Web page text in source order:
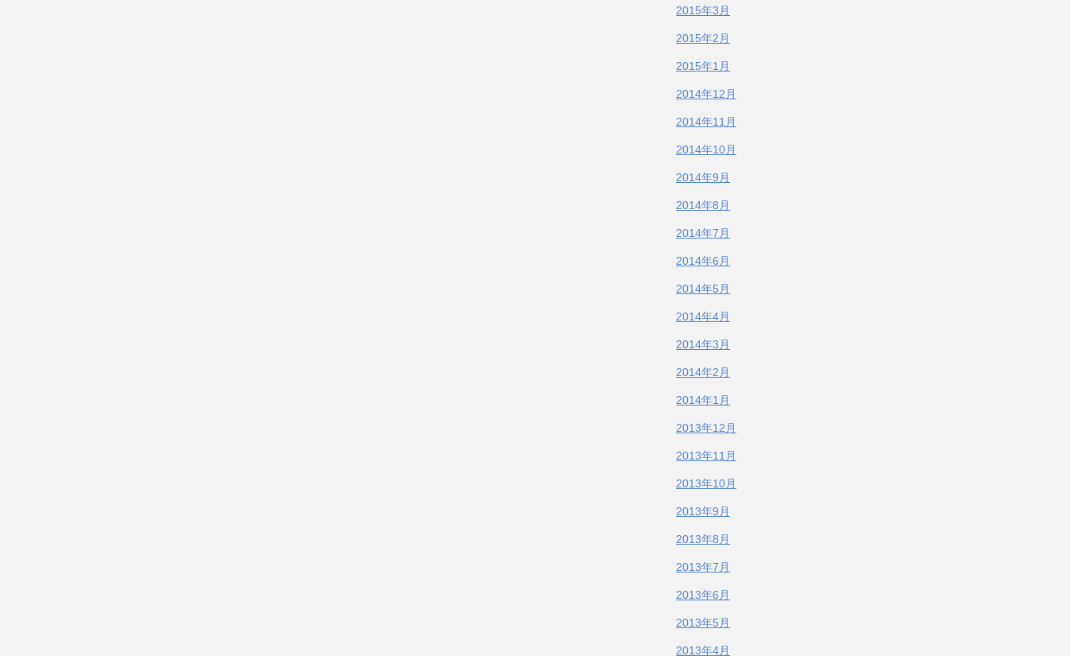
2015年3月
2015年2月
2015年1月
2014年12月
2014年11月
2014年10月
2014年9月
2014年8月
2014年7月
2014年6月
2014年5月
2014年4月
2014年3月
2014年2月
2014年1月
2013年12月
2013年11月
2013年10月
2013年9月
2013年8月
2013年7月
2013年6月
2013年5月
2013年4月